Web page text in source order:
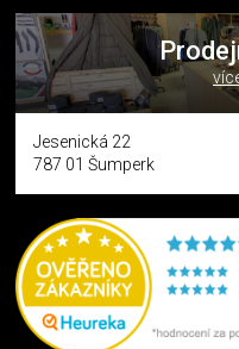
Jesenická 22
787 01 Šumperk